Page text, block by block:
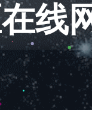
线